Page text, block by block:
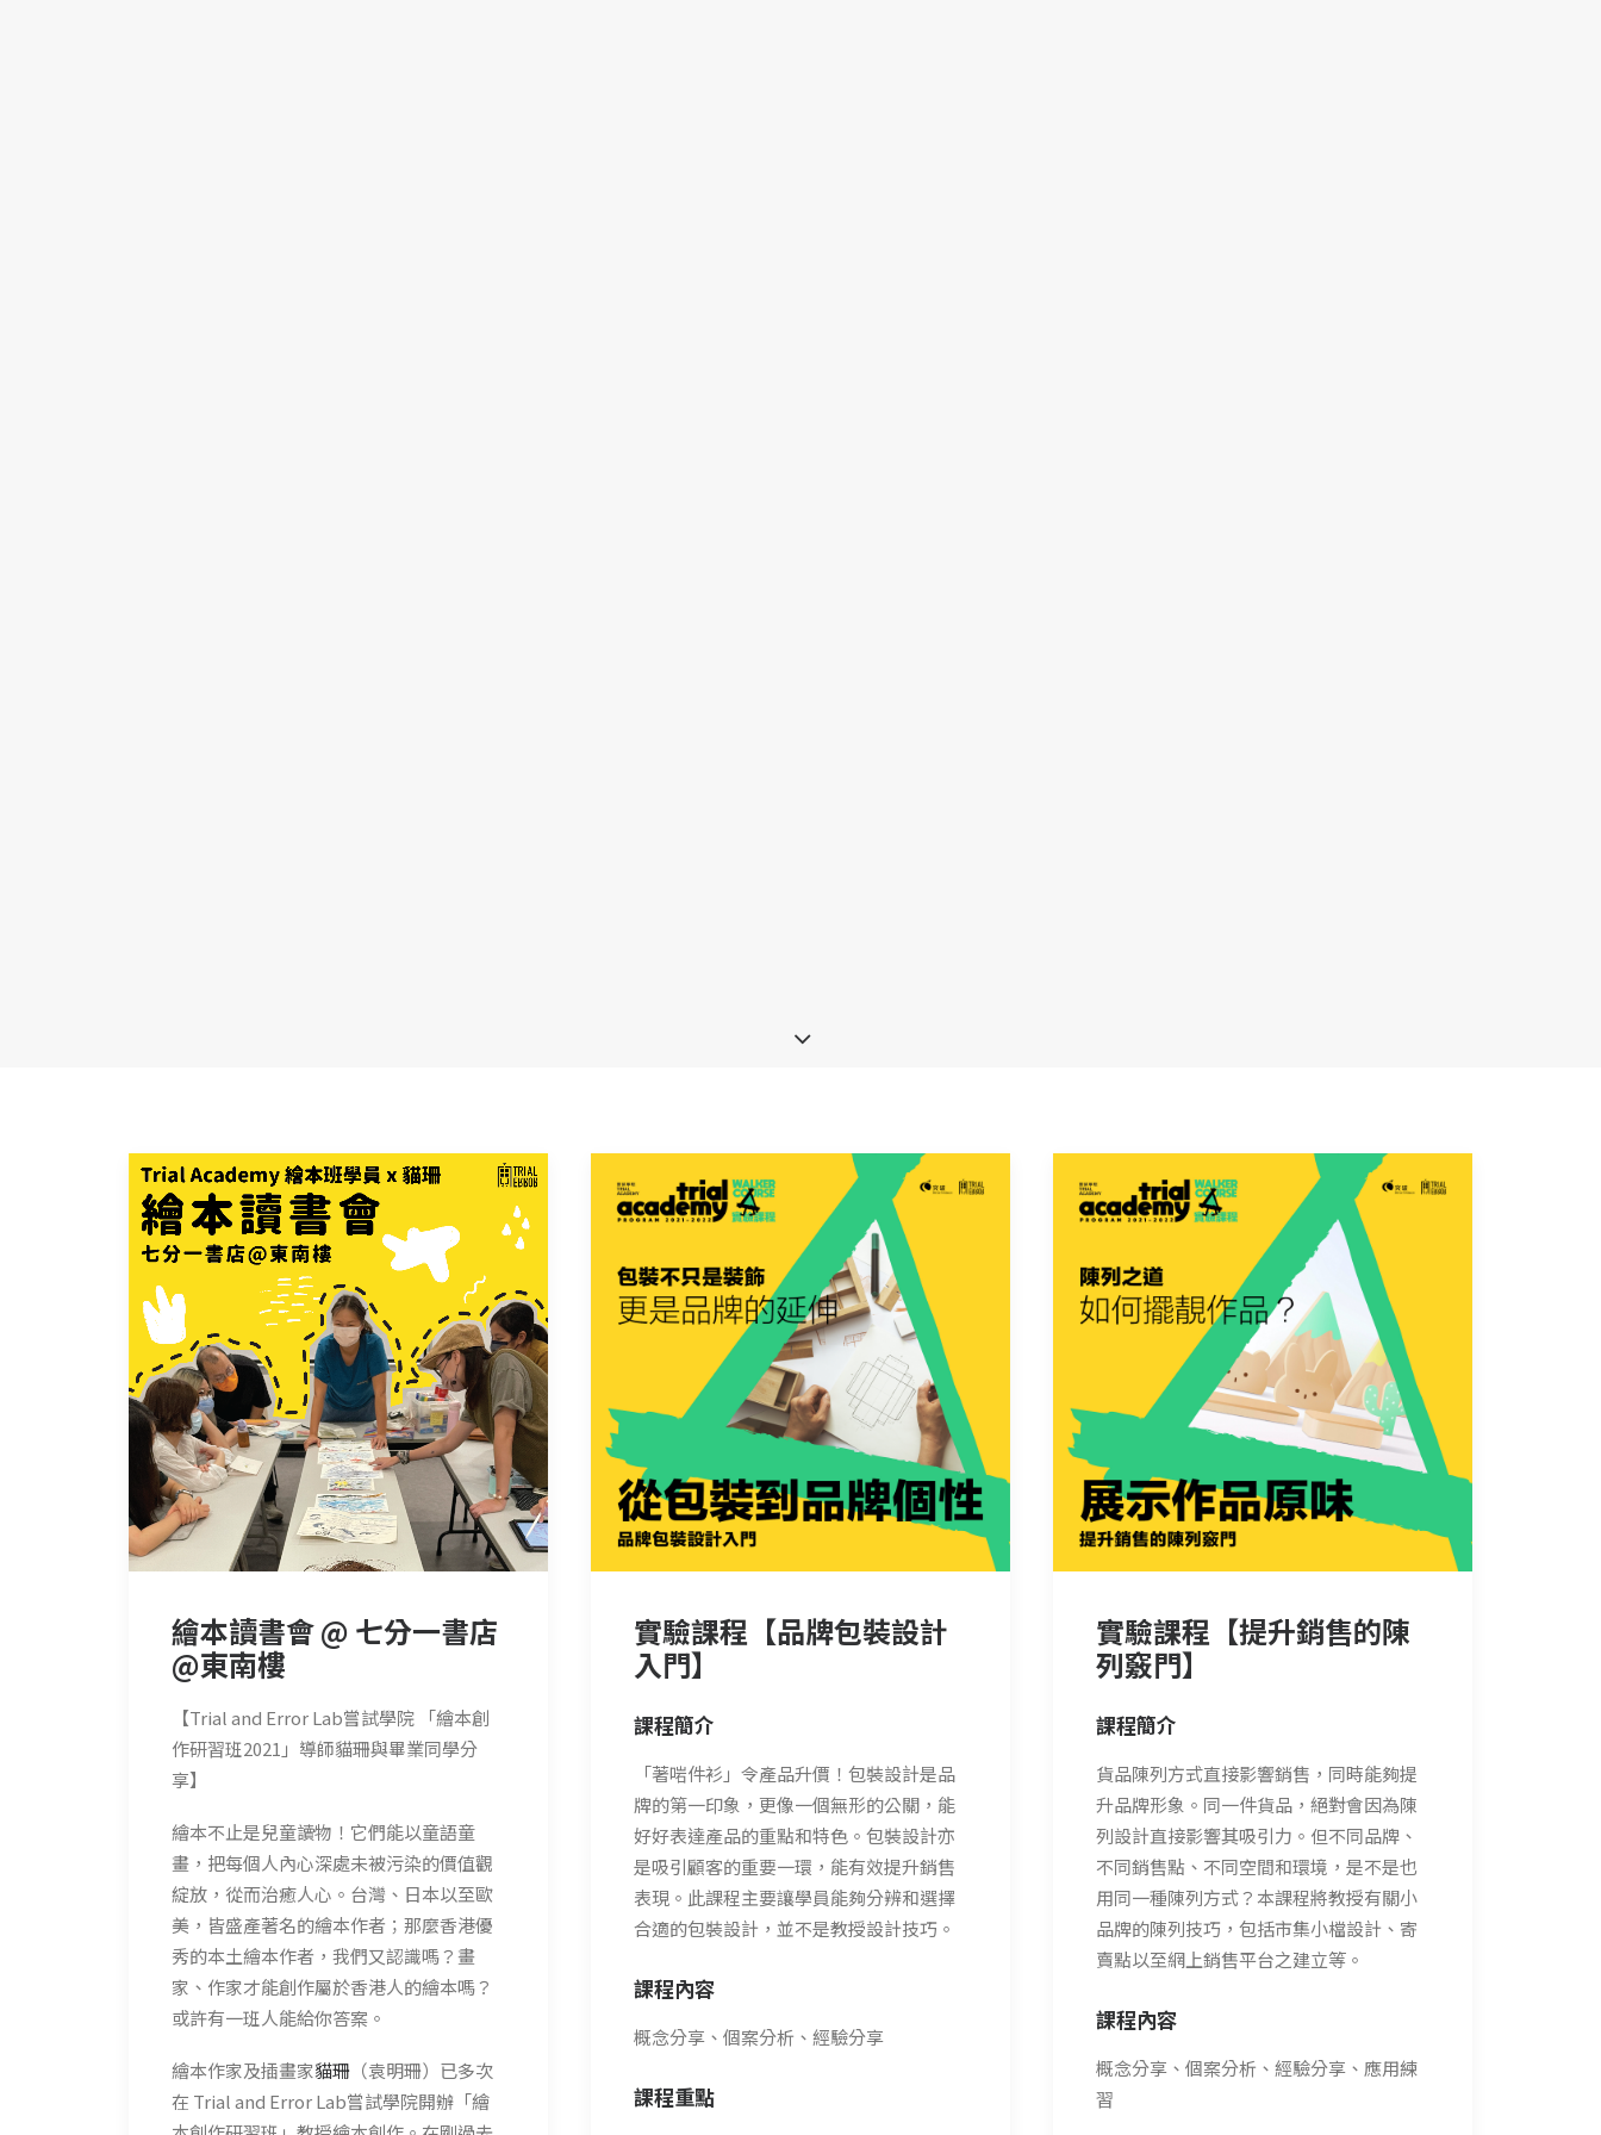
繪本讀書會 @ 七分一書店
@東南樓
【Trial and Error Lab嘗試學院 「繪本創
作研習班2021」導師貓珊與畢業同學分
享】
繪本不止是兒童讀物！它們能以童語童
畫，把每個人內心深處未被污染的價值觀
綻放，從而治癒人心。台灣、日本以至歐
美，皆盛產著名的繪本作者；那麼香港優
秀的本土繪本作者，我們又認識嗎？畫
家、作家才能創作屬於香港人的繪本嗎？
或許有一班人能給你答案。
繪本作家及插畫家貓珊 （袁明珊）已多次
在 Trial and Error Lab嘗試學院開辦「繪
實驗課程【品牌包裝設計
入門】
課程簡介
「著啱件衫」令產品升價！包裝設計是品
牌的第一印象，更像一個無形的公關，能
好好表達產品的重點和特色。包裝設計亦
是吸引顧客的重要一環，能有效提升銷售
表現。此課程主要讓學員能夠分辨和選擇
合適的包裝設計，並不是教授設計技巧。
課程內容
概念分享、個案分析、經驗分享
課程重點
實驗課程【提升銷售的陳
列竅門】
課程簡介
貨品陳列方式直接影響銷售，同時能夠提
升品牌形象。同一件貨品，絕對會因為陳
列設計直接影響其吸引力。但不同品牌、
不同銷售點、不同空間和環境，是不是也
用同一種陳列方式？本課程將教授有關小
品牌的陳列技巧，包括市集小檔設計、寄
賣點以至網上銷售平台之建立等。
課程內容
概念分享、個案分析、經驗分享、應用練
習